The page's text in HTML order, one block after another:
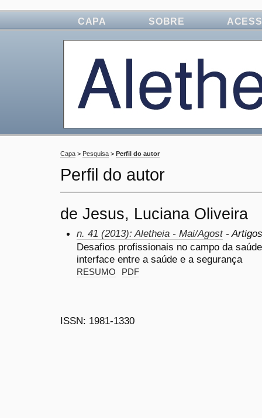
CAPA SOBRE
Capa > Pesquisa > Perfil do autor
Perfil do autor
de Jesus, Luciana Oliveira
n. 41 (2013): Aletheia - Mai/Agost-
Desafios profissionais no campo da
interface entre a saúde e a segurança
RESUMO PDF
ISSN: 1981-1330